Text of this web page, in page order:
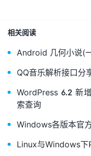
相关阅读
Android 几何小说(
QQ音乐解析接口分
WordPress 6.2 新
索查询
Windows各版本官
Linux与Windows下